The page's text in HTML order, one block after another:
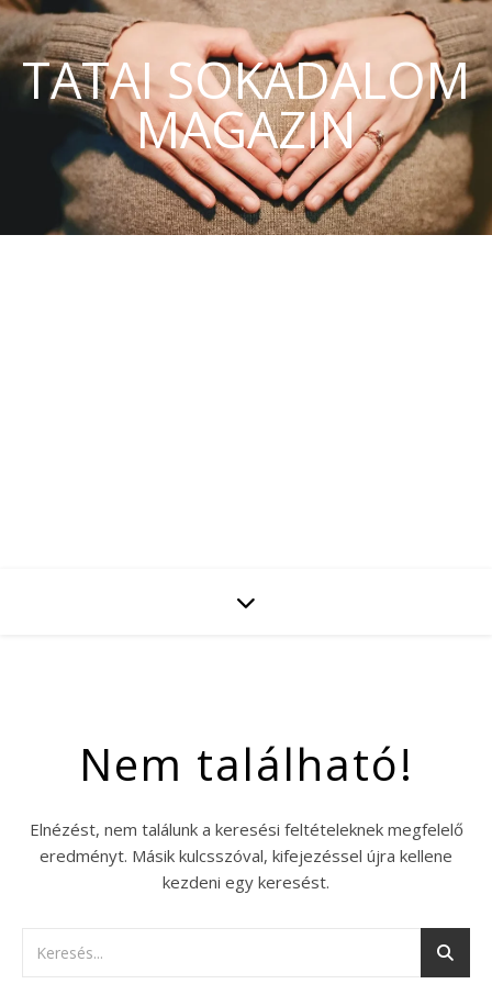
TATAI SOKADALOM
MAGAZIN
Nem található!
Elnézést, nem találunk a keresési feltételeknek megfelelő
eredményt. Másik kulcsszóval, kifejezéssel újra kellene
kezdeni egy keresést.